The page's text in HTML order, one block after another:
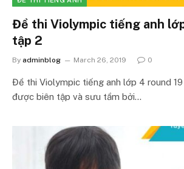
Đề thi Violympic tiếng anh
tập 2
By adminblog March 26, 2019 0
Đề thi Violympic tiếng anh lớp 4 round
được biên tập và sưu tầm bởi…